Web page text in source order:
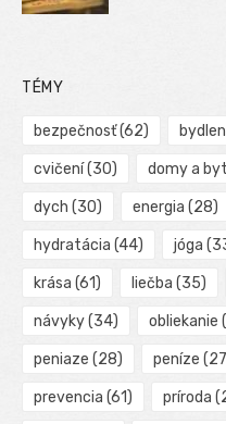
TÉMY
bezpečnosť(62)
cvičení(30) domy a
dych (30) energia (28)
hydratácia (44) jóga
krása (61) liečba (35)
návyky(34) obliekanie
peniaze (28) peníze
prevencia (61) príroda